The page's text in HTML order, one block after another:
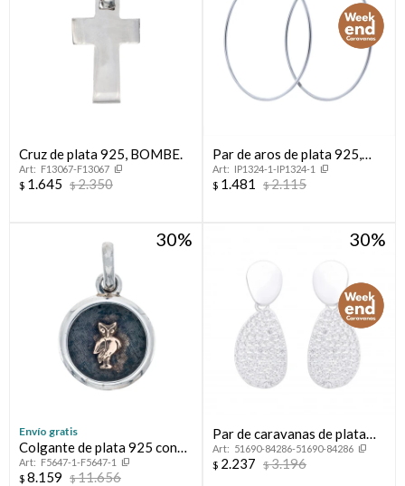
Cruz de plata 925, BOMBE.
F13067-F13067
$ 1.645 $2.350
Par de aros de plata 925,
PORTEÑOS.
IP1324-1-IP1324-1
$ 1.481 $2.115
30
Envío gratis
Colgante de plata 925 con
oro de 10 ktes DOCENTE
F5647-1-F5647-1
$ 8.159 $11.656
30
Par de caravanas de plata
925 con circonias.
51690-84286-51690-84286
$ 2.237 $3.196